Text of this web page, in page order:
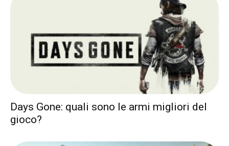
Days Gone: quali sono le armi migliori del
gioco?